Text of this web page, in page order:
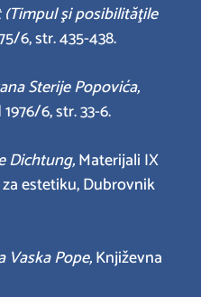
şi posibilităţile
6, str. 435-438.
Sterije Popovića,
6, str. 33-6.
Dichtung,Materijali IX
estetiku, Dubrovnik
Vaska Pope,Književna